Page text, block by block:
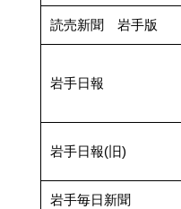
読売新聞 岩手版
岩手日報
岩手日報(旧)
岩手毎日新聞